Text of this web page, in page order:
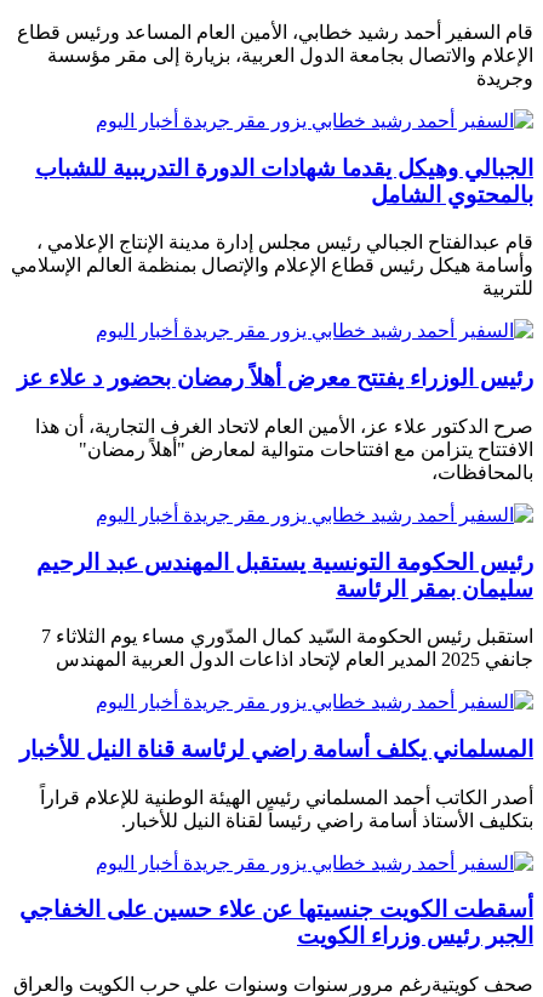
قام السفير أحمد رشيد خطابي، الأمين العام المساعد ورئيس قطاع
الإعلام والاتصال بجامعة الدول العربية، بزيارة إلى مقر مؤسسة
وجريدة
الجبالي وهيكل يقدما شهادات الدورة التدريبية للشباب
بالمحتوي الشامل
قام عبدالفتاح الجبالي رئيس مجلس إدارة مدينة الإنتاج الإعلامي ،
وأسامة هيكل رئيس قطاع الإعلام والإتصال بمنظمة العالم الإسلامي
للتربية
رئيس الوزراء يفتتح معرض أهلاً رمضان بحضور د علاء عز
صرح الدكتور علاء عز، الأمين العام لاتحاد الغرف التجارية، أن هذا
الافتتاح يتزامن مع افتتاحات متوالية لمعارض "أهلاً رمضان"
بالمحافظات،
رئيس الحكومة التونسية يستقبل المهندس عبد الرحيم
سليمان بمقر الرئاسة
استقبل رئيس الحكومة السّيد كمال المدّوري مساء يوم الثلاثاء 7
جانفي 2025 المدير العام لإتحاد اذاعات الدول العربية المهندس
المسلماني يكلف أسامة راضي لرئاسة قناة النيل للأخبار
أصدر الكاتب أحمد المسلماني رئيس الهيئة الوطنية للإعلام قراراً
بتكليف الأستاذ أسامة راضي رئيساً لقناة النيل للأخبار.
أسقطت الكويت جنسيتها عن علاء حسين على الخفاجي
الجبر رئيس وزراء الكويت
صحف كويتية رغم مرور سنوات وسنوات علي حرب الكويت والعراق